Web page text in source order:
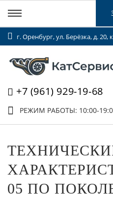
г. Оренбург, ул. Берёзка, д. 20,
+7 (961) 929-19-68
РЕЖИМ РАБОТЫ: 10:00-
05 ПО